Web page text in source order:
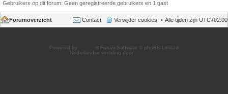
Gebruikers op dit forum: Geen geregistreerde gebruikers en 1 gast
Forumoverzicht Alle tijden zijn UTC+02:00
Verwijder cookies
Contact
Powered by
® Forum Software © phpBB Limited
Nederlandse vertaling door